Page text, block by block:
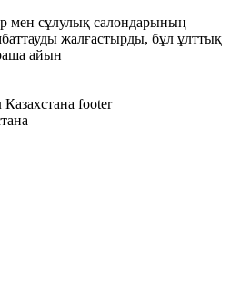
мен сұлулық салондарының
жалғастырды, бұл ұлттық
айын